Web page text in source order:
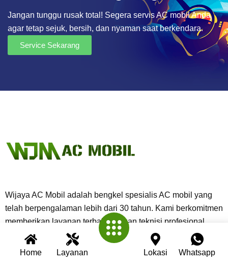
Home Layanan Lokasi Whatsapp
Jangan tunggu rusak total! Segera servis AC mobil Anda
agar tetap sejuk, bersih, dan nyaman saat berkendara.
Service Sekarang
Wijaya AC Mobil adalah bengkel spesialis AC mobil yang
telah berpengalaman lebih dari 30 tahun. Kami berkomitmen
memberikan layanan terbaik dengan teknisi profesional,
peralatan modern, dan garansi untuk setiap pengerjaan.